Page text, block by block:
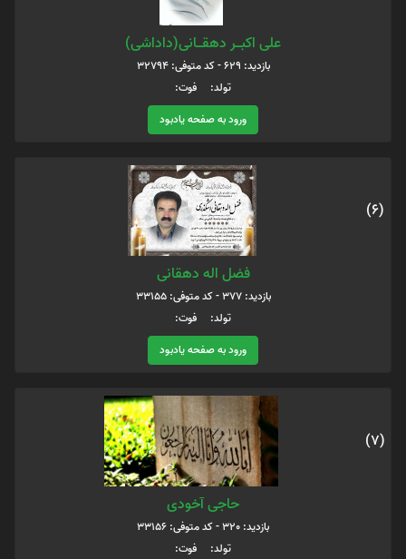
علی اکبـــر دهقـــانی(داداشی)
بازدید: 629 - کد متوفی: 32794
تولد: فوت:
ورود به صفحه یادبود
(6)
فضل اله دهقانی
بازدید: 377 - کد متوفی: 33155
تولد: فوت:
ورود به صفحه یادبود
(7)
حاجی آخودی
بازدید: 320 - کد متوفی: 33156
تولد: فوت: